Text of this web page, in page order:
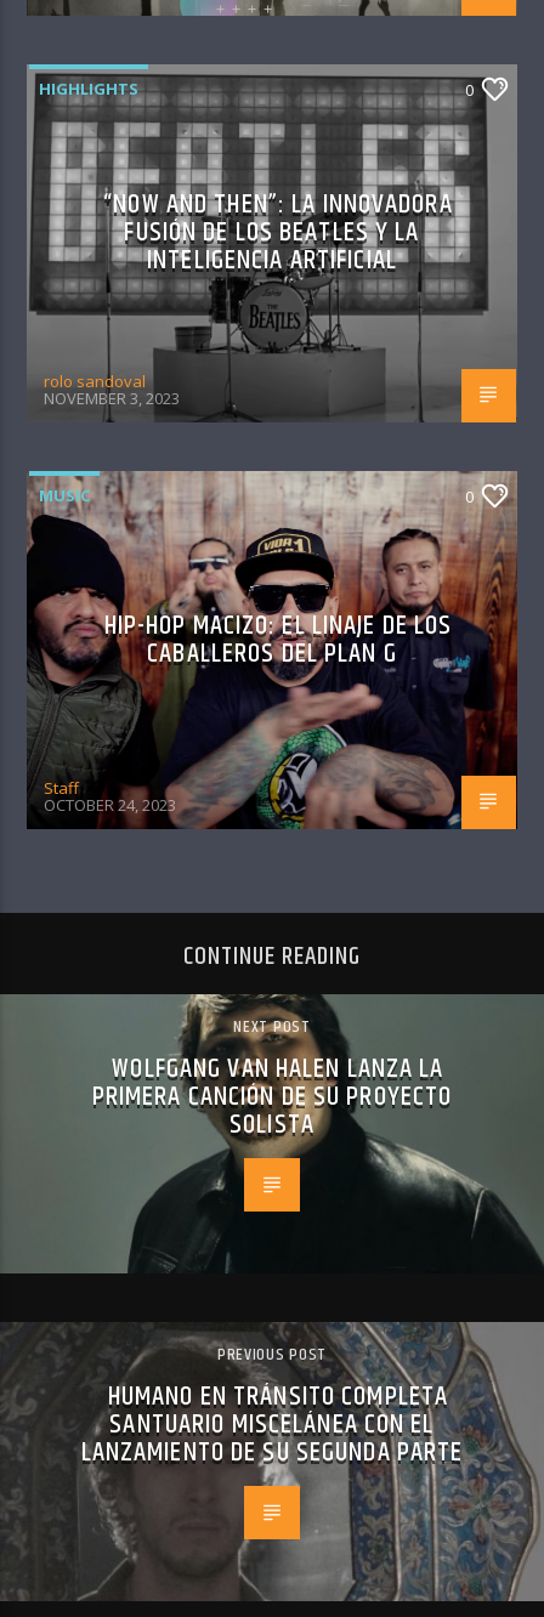
HIGHLIGHTS 0
“NOW AND THEN”: LA INNOVADORA
FUSIÓN DE LOS BEATLES Y LA
INTELIGENCIA ARTIFICIAL
rolo sandoval
NOVEMBER 3, 2023
MUSIC 0
HIP-HOP MACIZO: EL LINAJE DE LOS
CABALLEROS DEL PLAN G
Staff
OCTOBER 24, 2023
CONTINUE READING
NEXT POST
WOLFGANG VAN HALEN LANZA LA
PRIMERA CANCIÓN DE SU PROYECTO
SOLISTA
PREVIOUS POST
HUMANO EN TRÁNSITO COMPLETA
SANTUARIO MISCELÁNEA CON EL
LANZAMIENTO DE SU SEGUNDA PARTE